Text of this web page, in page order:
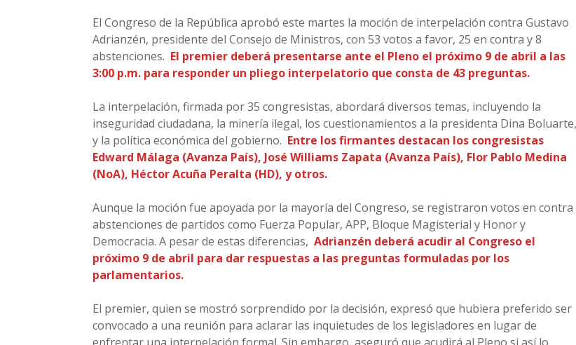
El Congreso de la República aprobó este martes la moción de interpelación contra Gustavo
Adrianzén, presidente del Consejo de Ministros, con 53 votos a favor, 25 en contra y 8
abstenciones. El premier deberá presentarse ante el Pleno el próximo 9 de abril a las
3:00 p.m. para responder un pliego interpelatorio que consta de 43 preguntas.
La interpelación, firmada por 35 congresistas, abordará diversos temas, incluyendo la
inseguridad ciudadana, la minería ilegal, los cuestionamientos a la presidenta Dina Boluarte,
y la política económica del gobierno. Entre los firmantes destacan los congresistas
Edward Málaga (Avanza País), José Williams Zapata (Avanza País), Flor Pablo Medina
(NoA), Héctor Acuña Peralta (HD), y otros.
Aunque la moción fue apoyada por la mayoría del Congreso, se registraron votos en contra
abstenciones de partidos como Fuerza Popular, APP, Bloque Magisterial y Honor y
Democracia. A pesar de estas diferencias, Adrianzén deberá acudir al Congreso el
próximo 9 de abril para dar respuestas a las preguntas formuladas por los
parlamentarios.
El premier, quien se mostró sorprendido por la decisión, expresó que hubiera preferido ser
convocado a una reunión para aclarar las inquietudes de los legisladores en lugar de